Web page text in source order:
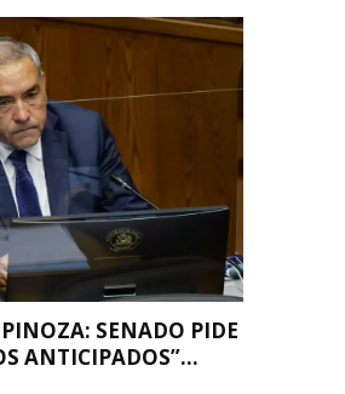
SENADO PIDE
ANTICIPADOS”...